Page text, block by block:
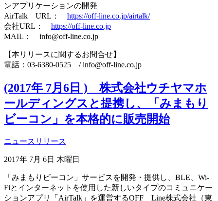
ンアプリケーションの開発
AirTalk URL： https://off-line.co.jp/airtalk/
会社URL： https://off-line.co.jp
MAIL： info@off-line.co.jp
【本リリースに関するお問合せ】
電話：03-6380-0525 / info@off-line.co.jp
(2017年 7月6日 ) 株式会社ウチヤマホ
ールディングスと提携し、「みまもり
ビーコン」を本格的に販売開始
ニュースリリース
2017年 7月 6日 木曜日
「みまもりビーコン」サービスを開発・提供し、BLE、Wi-
Fiとインターネットを使用した新しいタイプのコミュニケー
ションアプリ「AirTalk」を運営するOFF Line株式会社（東